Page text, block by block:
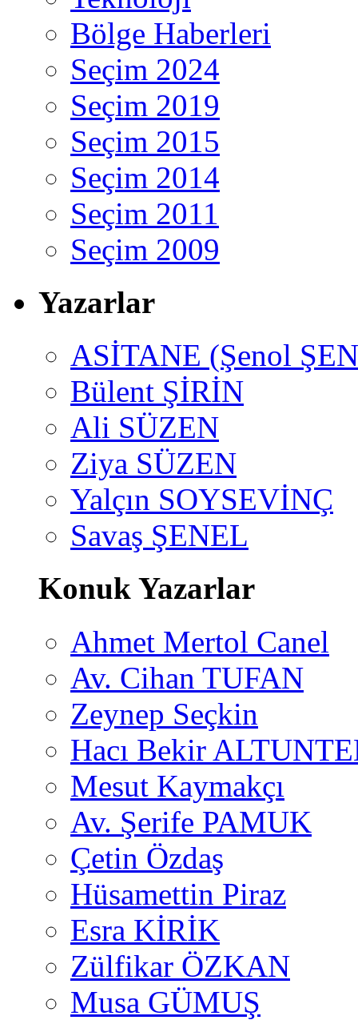
Bölge Haberleri
Seçim 2024
Seçim 2019
Seçim 2015
Seçim 2014
Seçim 2011
Seçim 2009
Yazarlar
ASİTANE (Şenol
Bülent ŞİRİN
Ali SÜZEN
Ziya SÜZEN
Yalçın SOYSEVİNÇ
Savaş ŞENEL
Konuk Yazarlar
Ahmet Mertol Canel
Av. Cihan TUFAN
Zeynep Seçkin
Hacı Bekir
Mesut Kaymakçı
Av. Şerife PAMUK
Çetin Özdaş
Hüsamettin Piraz
Esra KİRİK
Zülfikar ÖZKAN
Musa GÜMUŞ